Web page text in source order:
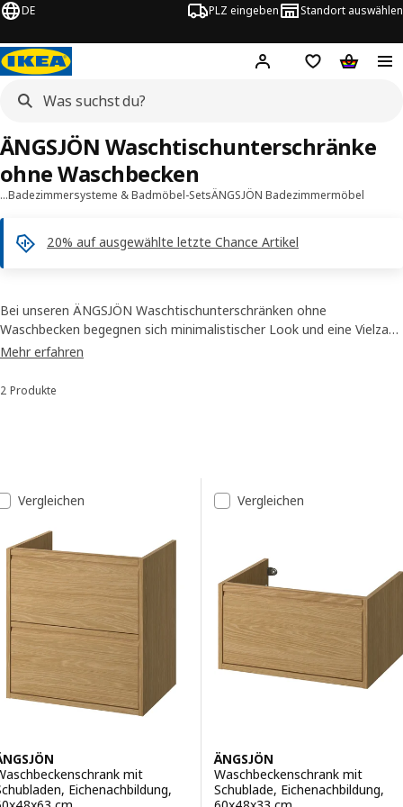
DE PLZ eingeben Standort auswählen
Hej! Hier einloggen
Merkzettel
…Badezimmersysteme & Badmöbel-SetsÄNGSJÖN Badezimmermöbel
20% auf ausgewählte letzte Chance Artikel
ÄNGSJÖN Waschtischunterschränke
ohne Waschbecken
Bei unseren ÄNGSJÖN Waschtischunterschränken ohne
Waschbecken begegnen sich minimalistischer Look und eine Vielzahl
verfügbarer Oberflächen. Zur Wahl stehen Modelle mit ein oder zwei
brauchst.
Mehr erfahren
Sortieren und Filtern
2 Produkte
Liste der Ergebnisse
Vergleichen
mit
Eichenachbildung,
Vergleichen
ÄNGSJÖN
Waschbeckenschrank mit
Schublade, Eichenachbildung,